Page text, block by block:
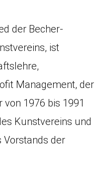
der Becher-
ist
Management, der
1976 bis 1991
Kunstvereins und
Vorstands der